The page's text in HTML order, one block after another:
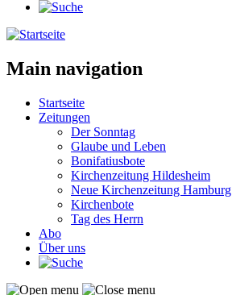
Main navigation
Startseite
Zeitungen
Der Sonntag
Glaube und Leben
Bonifatiusbote
Kirchenzeitung Hildesheim
Neue Kirchenzeitung Hamburg
Kirchenbote
Tag des Herrn
Abo
Über uns